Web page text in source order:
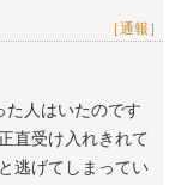
［通報］
た人はいたのです
直受け入れきれて
逃げてしまってい